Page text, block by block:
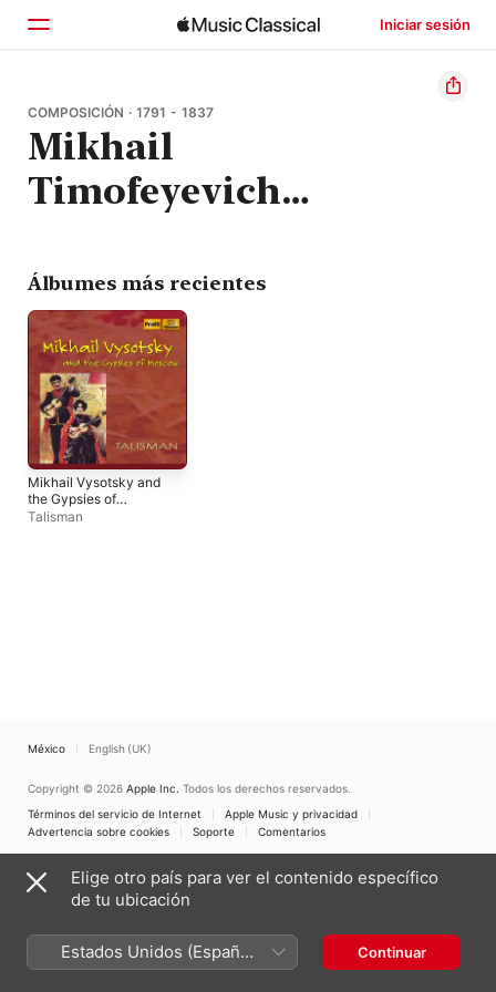
Iniciar sesión
Inicio
Explorar
Buscar
COMPOSICIÓN · 1791 - 1837
Mikhail
Timofeyevich
Álbumes más recientes
Mikhail Vysotsky and
the Gypsies of
Moscow
Talisman
México English (UK)
Copyright © 2026 Apple Inc. Todos los derechos reservados.
Términos del servicio de Internet
Apple Music y privacidad
Advertencia sobre cookies
Soporte Comentarios
Elige otro país para ver el contenido específico
de tu ubicación
Estados Unidos (Español
México)
Continuar